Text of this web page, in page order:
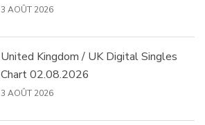
3 AOÛT 2026
United Kingdom / UK Digital Singles
Chart 02.08.2026
3 AOÛT 2026